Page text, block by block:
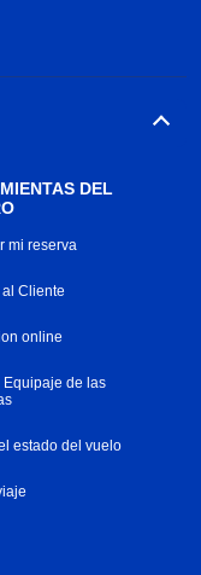
DEL
mi reserva
Cliente
online
Equipaje de las
estado del vuelo